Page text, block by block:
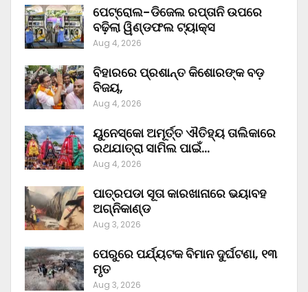
ପେଟ୍ରୋଲ-ଡିଜେଲ ରପ୍ତାନି ଉପରେ
ବଢ଼ିଲା ୱିଣ୍ଡଫଲ ଟ୍ୟାକ୍ସ
Aug 4, 2026
ବିହାରରେ ପ୍ରଶାନ୍ତ କିଶୋରଙ୍କ ବଡ଼
ବିଜୟ,
Aug 4, 2026
ୟୁନେସ୍କୋ ଅମୂର୍ତ୍ତ ଐତିହ୍ୟ ତାଲିକାରେ
ରଥଯାତ୍ରା ସାମିଲ ପାଇଁ…
Aug 4, 2026
ପାତ୍ରପଡା ସୂତା କାରଖାନାରେ ଭୟାବହ
ଅଗ୍ନିକାଣ୍ଡ
Aug 3, 2026
ପେରୁରେ ପର୍ଯ୍ୟଟକ ବିମାନ ଦୁର୍ଘଟଣା, ୧୩
ମୃତ
Aug 3, 2026